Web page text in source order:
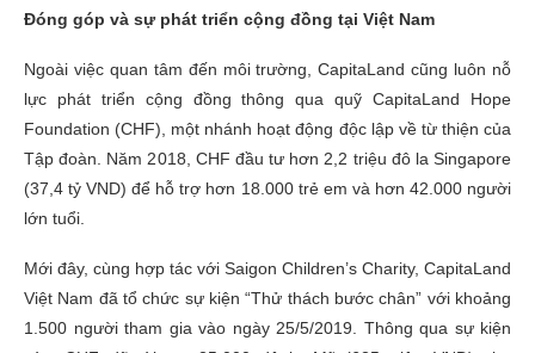
Đóng góp và sự phát triển cộng đồng tại Việt Nam
Ngoài việc quan tâm đến môi trường, CapitaLand cũng luôn nỗ
lực phát triển cộng đồng thông qua quỹ CapitaLand Hope
Foundation (CHF), một nhánh hoạt động độc lập về từ thiện của
Tập đoàn. Năm 2018, CHF đầu tư hơn 2,2 triệu đô la Singapore
(37,4 tỷ VND) để hỗ trợ hơn 18.000 trẻ em và hơn 42.000 người
lớn tuổi.
Mới đây, cùng hợp tác với Saigon Children’s Charity, CapitaLand
Việt Nam đã tổ chức sự kiện “Thử thách bước chân” với khoảng
1.500 người tham gia vào ngày 25/5/2019. Thông qua sự kiện